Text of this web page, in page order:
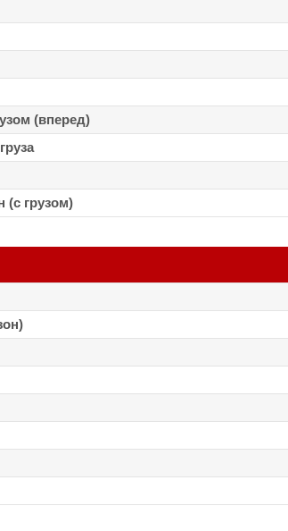
(вперед)
грузом)